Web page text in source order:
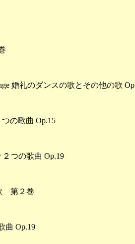
婚礼のダンスの歌とその他の歌
の歌曲 Op.15
つの歌曲 Op.19
第２巻
曲 Op.19